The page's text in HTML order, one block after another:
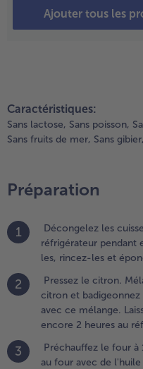
Ajouter tous les
ce
2
au
un
avec
l'huile
cuisses
poulet
Caractéristiques:
Sans lactose, Sans poisson,
Sans fruits de mer, Sans gibier,
Préparation
1
Décongelez les
réfrigérateur pendant
les, rincez-les et
2
Pressez le citron.
citron et
avec ce mélange.
encore 2 heures au
3
Préchauffez le four à
au four avec de l'huile